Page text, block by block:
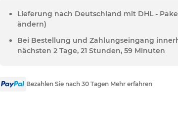
Lieferung nach Deutschland mit DHL -
ändern)
Bei Bestellung und Zahlungseingang
nächsten 2 Tage, 21 Stunden, 59 Minuten
Bezahlen Sie nach 30 Tagen Mehr erfahren